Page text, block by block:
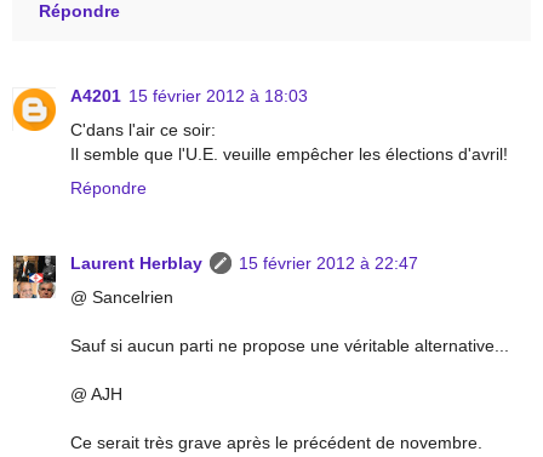
Répondre
A4201 15 février 2012 à 18:03
C'dans l'air ce soir:
Il semble que l'U.E. veuille empêcher les élections d'avril!
Répondre
Laurent Herblay
15 février 2012 à 22:47
@ Sancelrien
Sauf si aucun parti ne propose une véritable alternative...
@ AJH
Ce serait très grave après le précédent de novembre.